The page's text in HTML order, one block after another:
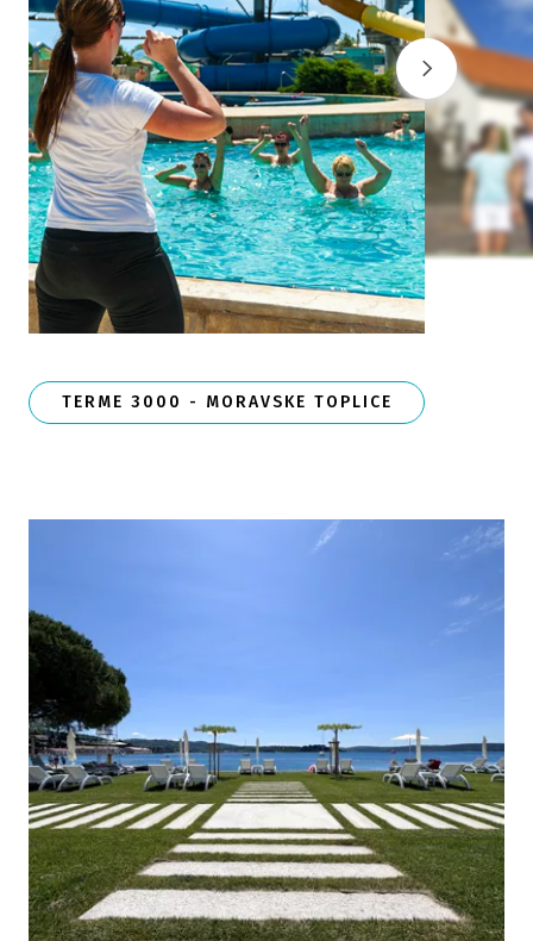
TERME 3000 - MORAVSKE TOPLICE